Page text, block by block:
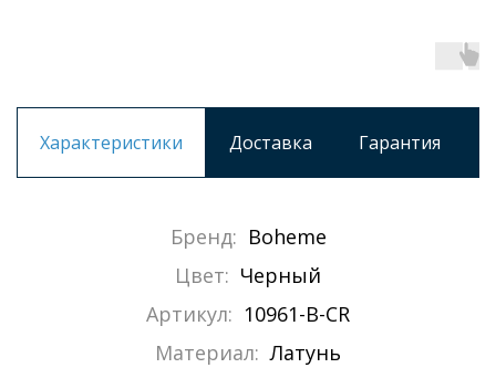
Характеристики Доставка Гарантия
Бренд: Boheme
Цвет: Черный
Артикул: 10961-B-CR
Материал: Латунь